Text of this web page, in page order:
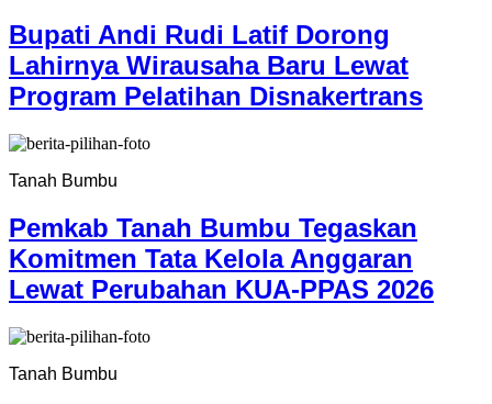
Bupati Andi Rudi Latif Dorong
Lahirnya Wirausaha Baru Lewat
Program Pelatihan Disnakertrans
Tanah Bumbu
Pemkab Tanah Bumbu Tegaskan
Komitmen Tata Kelola Anggaran
Lewat Perubahan KUA-PPAS 2026
Tanah Bumbu